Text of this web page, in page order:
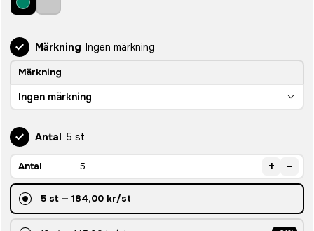
Märkning Ingen märkning
Märkning
Ingen märkning
Antal 5 st
Antal + -
5 st— 184,00 kr/st